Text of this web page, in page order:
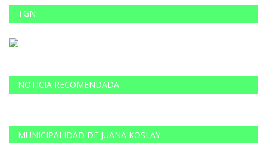
TGN
NOTICIA RECOMENDADA
MUNICIPALIDAD DE JUANA KOSLAY